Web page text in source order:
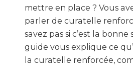
mettre en place ? Vous
parler de curatelle
savez pas si c’est la bonne
guide vous explique ce
la curatelle renforcée,